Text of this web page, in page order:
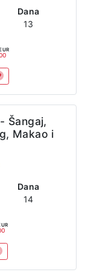
Dana
13
Dana
14
Šangaj,
Makao i